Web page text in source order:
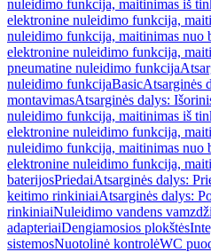
nuleidimo funkcija, maitinimas iš
elektronine nuleidimo funkcija,
nuleidimo funkcija, maitinimas nuo
elektronine nuleidimo funkcija,
pneumatine nuleidimo funkcija
nuleidimo funkcijaBasicAtsarginės
montavimasAtsarginės dalys:
nuleidimo funkcija, maitinimas iš
elektronine nuleidimo funkcija,
nuleidimo funkcija, maitinimas nuo
elektronine nuleidimo funkcija,
baterijosPriedaiAtsarginės dalys:
keitimo rinkiniaiAtsarginės dalys:
rinkiniaiNuleidimo vandens
adapteriaiDengiamosios plokštės
sistemosNuotolinė kontrolėWC